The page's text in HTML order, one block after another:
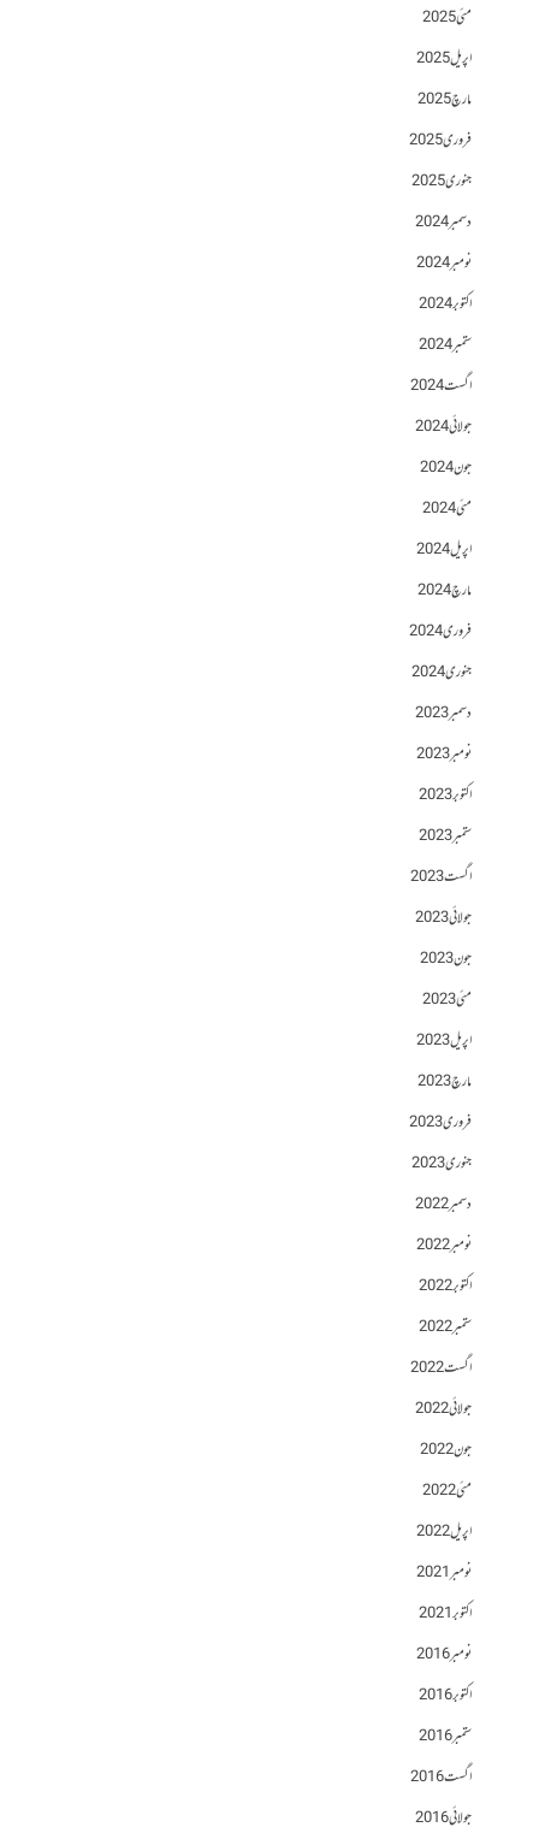
مئی 2025
اپریل 2025
مارچ 2025
فروری 2025
جنوری 2025
دسمبر 2024
نومبر 2024
اکتوبر 2024
ستمبر 2024
اگست 2024
جولائی 2024
جون 2024
مئی 2024
اپریل 2024
مارچ 2024
فروری 2024
جنوری 2024
دسمبر 2023
نومبر 2023
اکتوبر 2023
ستمبر 2023
اگست 2023
جولائی 2023
جون 2023
مئی 2023
اپریل 2023
مارچ 2023
فروری 2023
جنوری 2023
دسمبر 2022
نومبر 2022
اکتوبر 2022
ستمبر 2022
اگست 2022
جولائی 2022
جون 2022
مئی 2022
اپریل 2022
نومبر 2021
اکتوبر 2021
نومبر 2016
اکتوبر 2016
ستمبر 2016
اگست 2016
جولائی 2016